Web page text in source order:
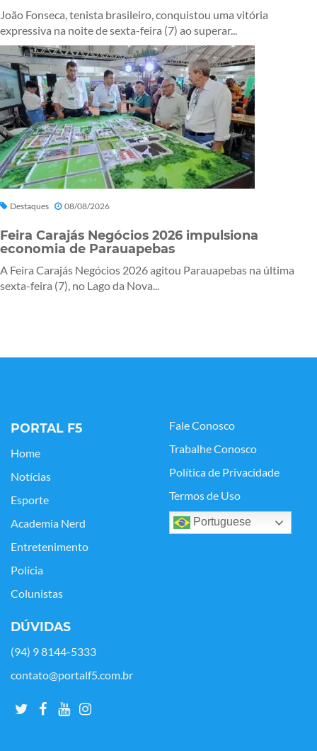
João Fonseca, tenista brasileiro, conquistou uma vitória
expressiva na noite de sexta-feira (7) ao superar...
Destaques 08/08/2026
Feira Carajás Negócios 2026 impulsiona
economia de Parauapebas
A Feira Carajás Negócios 2026 agitou Parauapebas na última
sexta-feira (7), no Lago da Nova...
PORTAL F5
Home
Notícias
Esporte
Academia Nerd
Entretenimento
Polícia
Colunistas
Fale Conosco
Trabalhe Conosco
Política de Privacidade
Termos de Uso
Portuguese
DÚVIDAS
(94) 9 8144-5333
contato@portalf5.com.br